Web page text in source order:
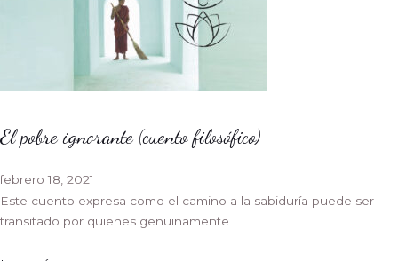
El pobre ignorante (cuento filosófico)
febrero 18, 2021
Este cuento expresa como el camino a la sabiduría puede ser
transitado por quienes genuinamente